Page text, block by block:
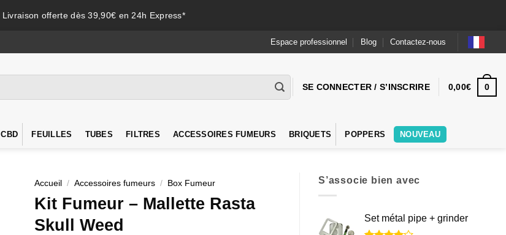
Livraison offerte dès 39,90€ en 24h Express*
Espace professionnel Blog Contactez-nous
SE CONNECTER / S’INSCRIRE 0,00€ 0
CBD FEUILLES TUBES FILTRES ACCESSOIRES FUMEURS BRIQUETS POPPERS NOUVEAU
Accueil / Accessoires fumeurs / Box Fumeur
Kit Fumeur – Mallette Rasta
Skull Weed
S’associe bien avec
Set métal pipe + grinder